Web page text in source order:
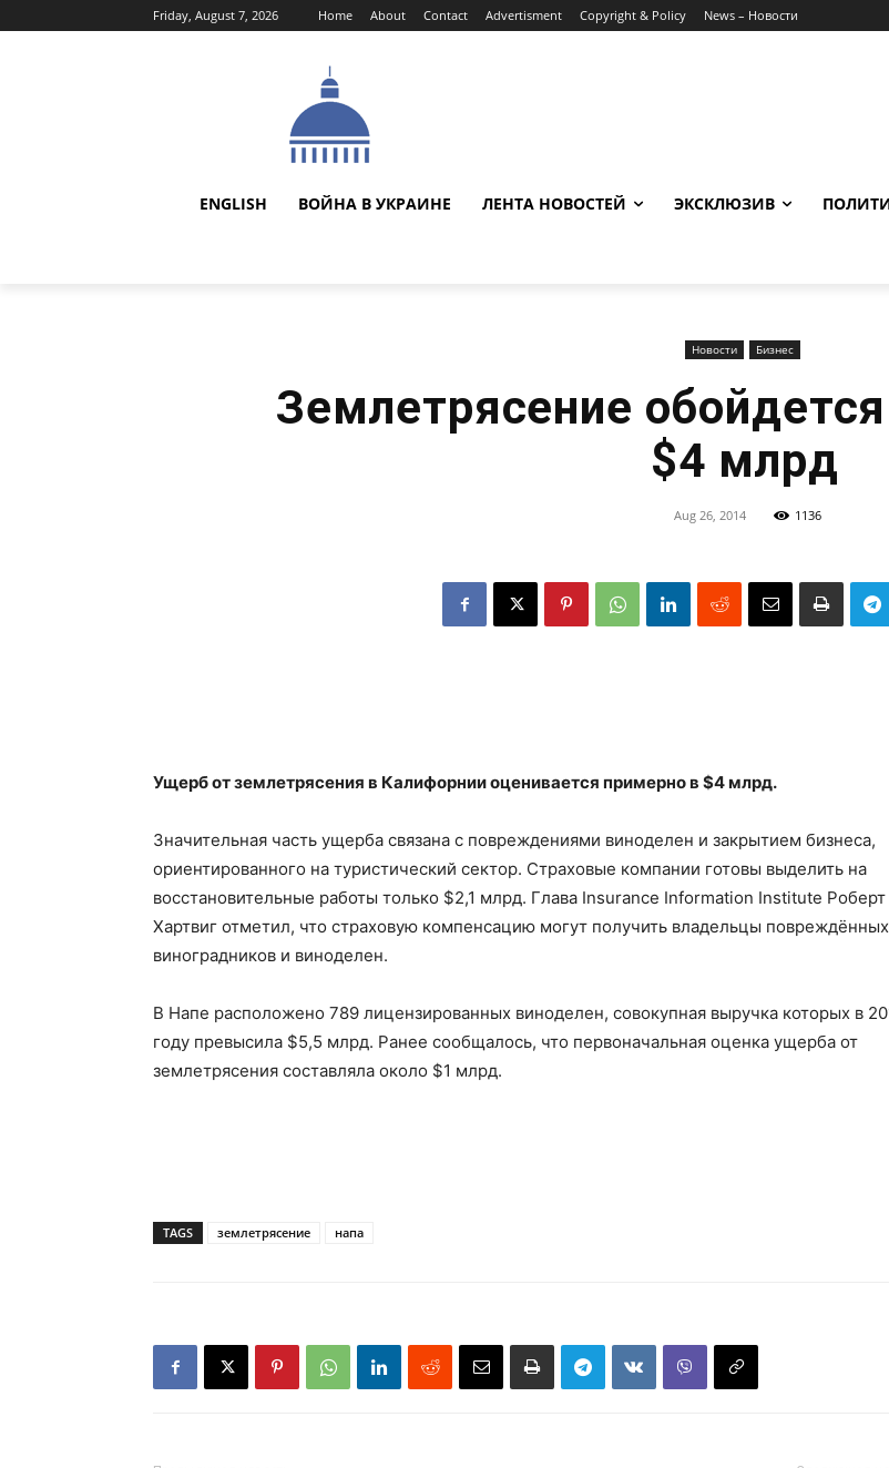
Friday, August 7, 2026 Home About Contact Advertisment Copyright & Policy News – Новости
ENGLISH ВОЙНА В УКРАИНЕ ЛЕНТА НОВОСТЕЙ ЭКСКЛЮЗИВ
Новости Бизнес
Землетрясение
$4 млрд
Aug 26, 2014 1136
Ущерб от землетрясения в Калифорнии оценивается примерно в $4 млрд.
Значительная часть ущерба связана с повреждениями виноделен и закрытием бизнеса,
ориентированного на туристический сектор. Страховые компании готовы выделить на
восстановительные работы только $2,1 млрд. Глава Insurance Information Institute Роберт
Хартвиг отметил, что страховую компенсацию могут получить владельцы повреждённых
виноградников и виноделен.
В Напе расположено 789 лицензированных виноделен, совокупная выручка которых в
году превысила $5,5 млрд. Ранее сообщалось, что первоначальная оценка ущерба от
землетрясения составляла около $1 млрд.
TAGS землетрясение напа